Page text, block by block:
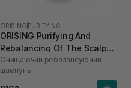
ORISING PURIFYING
ORISING Purifying And
Rebalancing Of The Scalp
Shampoo 100 мл
Очищаючий ребалансуючий
шампунь